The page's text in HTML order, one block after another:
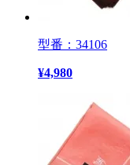
型番：34106
¥4,980